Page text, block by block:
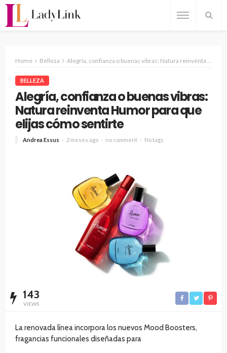
Home Belleza Alegría, confianza o buenas vibras: Natura reinventa Humor para que elijas cómo sentirte
BELLEZA
Alegría, confianza o buenas vibras:
Natura reinventa Humor para que
elijas cómo sentirte
Andrea Essus 2 meses ago no comment No tags
143
VIEWS
La renovada línea incorpora los nuevos Mood Boosters,
fragancias funcionales diseñadas para